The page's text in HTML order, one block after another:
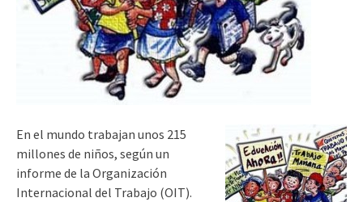
En el mundo trabajan unos 215
millones de niños, según un
informe de la Organización
Internacional del Trabajo (OIT).